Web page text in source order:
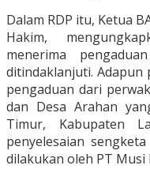
Dalam RDP itu, Ketua
Hakim,
menerima
ditindaklanjuti. Adapun
pengaduan dari
dan Desa Arahan
Timur, Kabupaten
penyelesaian
dilakukan oleh PT Musi